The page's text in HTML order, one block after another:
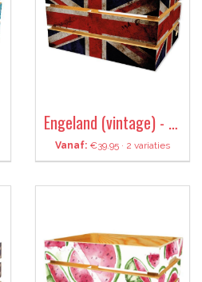
Engeland (vintage) - Fietskrat
Vanaf: €39.95 · 2 variaties